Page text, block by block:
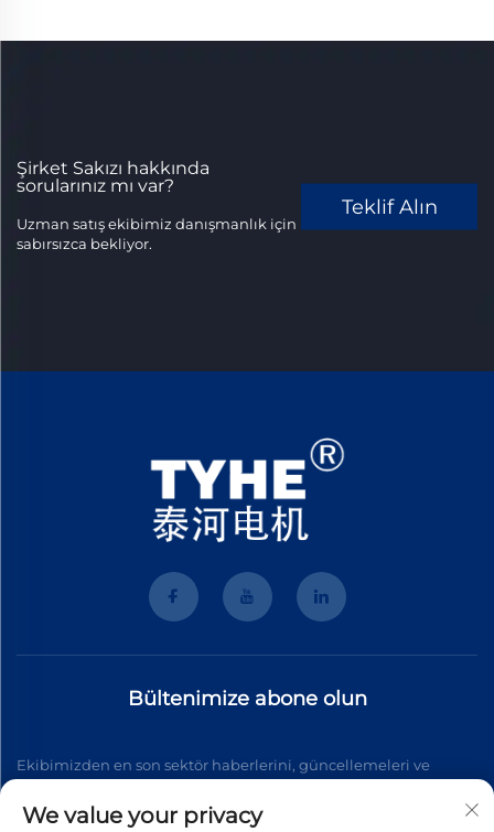
Şirket Sakızı hakkında
sorularınız mı var?
Uzman satış ekibimiz danışmanlık için
sabırsızca bekliyor.
Teklif Alın
Bültenimize abone olun
Ekibimizden en son sektör haberlerini, güncellemeleri ve
We value your privacy